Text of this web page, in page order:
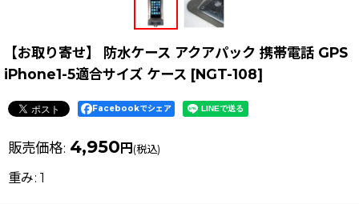
【お取り寄せ】 防水ケース アクアパック 携帯電話 GPS
iPhone1-5適合サイズ ケース [NGT-108]
Facebookでシェア
販売価格: 4,950 円 (税込)
重み: 1